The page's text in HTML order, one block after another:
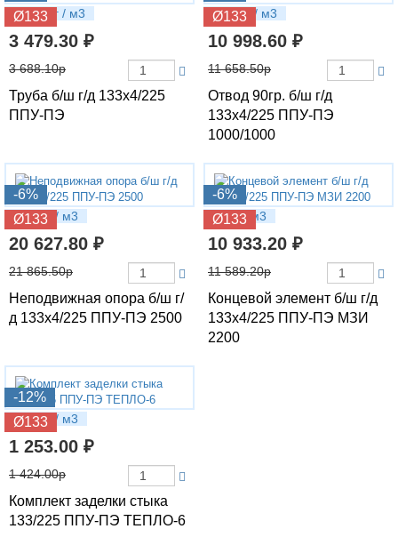
Ø133
16.95 кг / м3
3 479.30 ₽
3 688.10р
Труба б/ш г/д 133х4/225
ППУ-ПЭ
Ø133
33.9 кг / м3
10 998.60 ₽
11 658.50р
Отвод 90гр. б/ш г/д
133х4/225 ППУ-ПЭ
1000/1000
-6%
Ø133
55.3 кг / м3
20 627.80 ₽
21 865.50р
Неподвижная опора б/ш г/
д 133х4/225 ППУ-ПЭ 2500
-6%
Ø133
40 кг / м3
10 933.20 ₽
11 589.20р
Концевой элемент б/ш г/д
133х4/225 ППУ-ПЭ МЗИ
2200
-12%
Ø133
2.53 кг / м3
1 253.00 ₽
1 424.00р
Комплект заделки стыка
133/225 ППУ-ПЭ ТЕПЛО-6